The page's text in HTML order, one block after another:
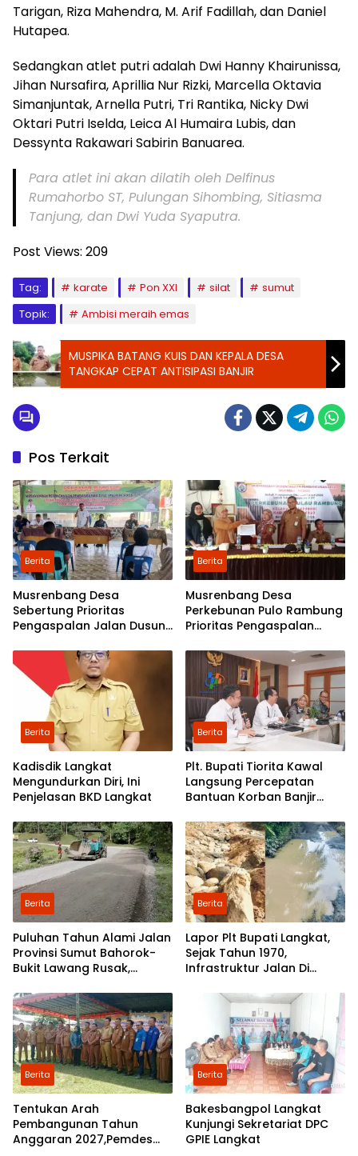
Tarigan, Riza Mahendra, M. Arif Fadillah, dan Daniel
Hutapea.
Sedangkan atlet putri adalah Dwi Hanny Khairunissa,
Jihan Nursafira, Aprillia Nur Rizki, Marcella Oktavia
Simanjuntak, Arnella Putri, Tri Rantika, Nicky Dwi
Oktari Putri Iselda, Leica Al Humaira Lubis, dan
Dessynta Rakawari Sabirin Banuarea.
Para atlet ini akan dilatih oleh Delfinus
Rumahorbo ST, Pulungan Sihombing, Sitiasma
Tanjung, dan Dwi Yuda Syaputra.
Post Views: 209
Tag: karate Pon XXI silat
sumut
Topik:
Ambisi meraih emas
MUSPIKA BATANG KUIS DAN KEPALA DESA
TANGKAP CEPAT ANTISIPASI BANJIR
Pos Terkait
Berita
Musrenbang Desa
Sebertung Prioritas
Pengaspalan Jalan Dusun
Berita
Musrenbang Desa
Perkebunan Pulo Rambung
Prioritas Pengaspalan
Dusun Pondok Boyan
Berita
Kadisdik Langkat
Mengundurkan Diri, Ini
Penjelasan BKD Langkat
Berita
Plt. Bupati Tiorita Kawal
Langsung Percepatan
Bantuan Korban Banjir
Berita
Puluhan Tahun Alami Jalan
Provinsi Sumut Bahorok-
Bukit Lawang Rusak,
Perbaikan
Berita
Lapor Plt Bupati Langkat,
Sejak Tahun 1970,
Infrastruktur Jalan Di
Diperhatikan Pemerintah
Kabupaten Langkat
Berita
Tentukan Arah
Pembangunan Tahun
Anggaran 2027,Pemdes
Berita
Bakesbangpol Langkat
Kunjungi Sekretariat DPC
GPIE Langkat